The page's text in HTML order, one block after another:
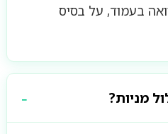
בעמוד, על בסיס
מניות?